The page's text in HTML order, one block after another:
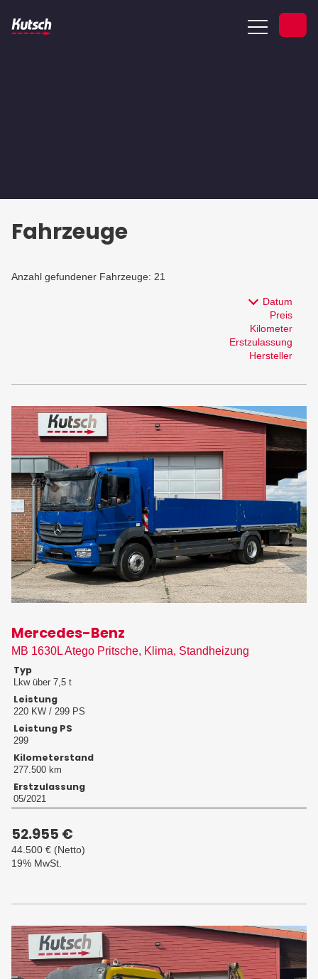
Kontakt
Fahrzeuge
Anzahl gefundener Fahrzeuge: 21
Datum
Preis
Kilometer
Erstzulassung
Hersteller
Mercedes-Benz
MB 1630L Atego Pritsche, Klima, Standheizung
Typ
Lkw über 7,5 t
Leistung
220 KW / 299 PS
Leistung PS
299
Kilometerstand
277.500 km
Erstzulassung
05/2021
52.955 €
44.500 € (Netto)
19% MwSt.